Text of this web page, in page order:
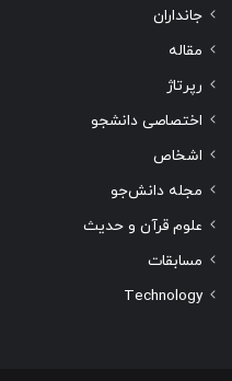
جانداران
مقاله
رپرتاژ
اختصاصی دانشجو
اشخاص
مجله دانش‌جو
علوم قرآن و حدیث
مسابقات
Technology